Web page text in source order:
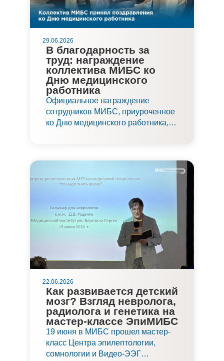
29.06.2026
В благодарность за
труд: награждение
коллектива МИБС ко
Дню медицинского
работника
Официальное награждение
сотрудников МИБС, приуроченное
ко Дню медицинского работника,
коллективу выразило не только
руководство, но и
государственные и
профессиональные организации.
22.06.2026
Как развивается детский
мозг? Взгляд невролога,
радиолога и генетика на
мастер-классе ЭпиМИБС
19 июня в МИБС прошел мастер-
класс Центра эпилептологии,
сомнологии и Видео-ЭЭГ